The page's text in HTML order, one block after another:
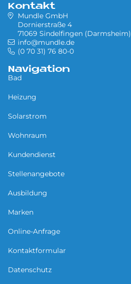
Kontakt
Mundle GmbH
Dornierstraße 4
71069 Sindelfingen (Darmsheim)
info@mundle.de
(0 70 31) 76 80-0
Navigation
Bad
Heizung
Solarstrom
Wohnraum
Kundendienst
Stellenangebote
Ausbildung
Marken
Online-Anfrage
Kontaktformular
Datenschutz